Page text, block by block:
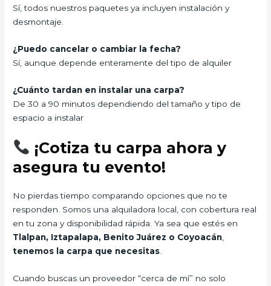
Sí, todos nuestros paquetes ya incluyen instalación y
desmontaje.
¿Puedo cancelar o cambiar la fecha?
Sí, aunque depende enteramente del tipo de alquiler
¿Cuánto tardan en instalar una carpa?
De 30 a 90 minutos dependiendo del tamaño y tipo de
espacio a instalar
¡Cotiza tu carpa ahora y
asegura tu evento!
No pierdas tiempo comparando opciones que no te
responden. Somos una alquiladora local, con cobertura real
en tu zona y disponibilidad rápida. Ya sea que estés en
Tlalpan, Iztapalapa, Benito Juárez o Coyoacán
tenemos la carpa que necesitas
Cuando buscas un proveedor “cerca de mí” no solo